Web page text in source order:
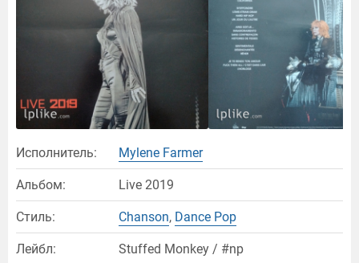
Исполнитель: Mylene Farmer
Альбом: Live 2019
Стиль: Chanson, Dance Pop
Лейбл: Stuffed Monkey / #np